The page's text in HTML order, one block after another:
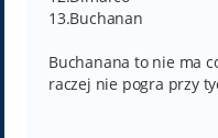
13.Buchanan
Buchanana to nie ma
raczej nie pogra przy